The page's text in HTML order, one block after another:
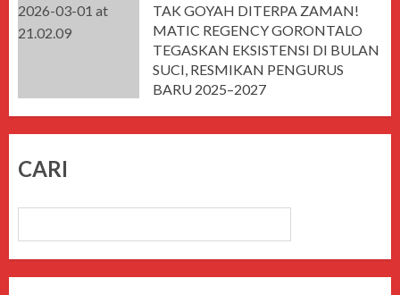
TAK GOYAH DITERPA ZAMAN!
MATIC REGENCY GORONTALO
TEGASKAN EKSISTENSI DI BULAN
SUCI, RESMIKAN PENGURUS
BARU 2025–2027
CARI